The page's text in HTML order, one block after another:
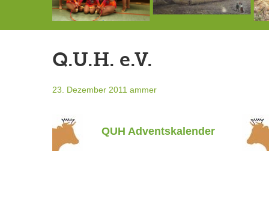
Die letzte Sitzung des Gemeinderates vor der Sommerpause
Q.U.H. e.V.
23. Dezember 2011 ammer
QUH Adventskalender